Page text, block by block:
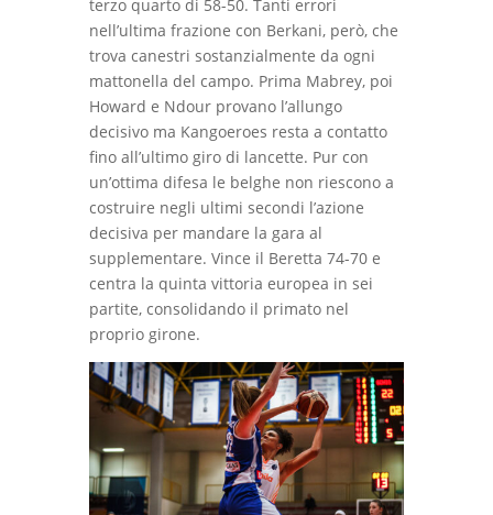
terzo quarto di 58-50. Tanti errori
nell’ultima frazione con Berkani, però, che
trova canestri sostanzialmente da ogni
mattonella del campo. Prima Mabrey, poi
Howard e Ndour provano l’allungo
decisivo ma Kangoeroes resta a contatto
fino all’ultimo giro di lancette. Pur con
un’ottima difesa le belghe non riescono a
costruire negli ultimi secondi l’azione
decisiva per mandare la gara al
supplementare. Vince il Beretta 74-70 e
centra la quinta vittoria europea in sei
partite, consolidando il primato nel
proprio girone.